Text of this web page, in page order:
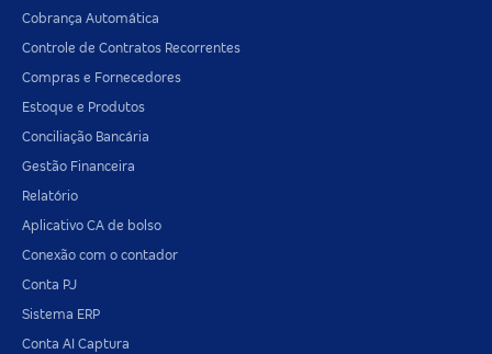
Cobrança Automática
Controle de Contratos Recorrentes
Compras e Fornecedores
Estoque e Produtos
Conciliação Bancária
Gestão Financeira
Relatório
Aplicativo CA de bolso
Conexão com o contador
Conta PJ
Sistema ERP
Conta AI Captura